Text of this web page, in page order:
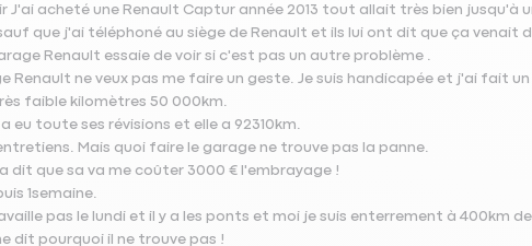
J'ai acheté une Renault Captur année 2013 tout allait très bien jusqu'à
que j'ai téléphoné au siège de Renault et ils lui ont dit que ça venait
Renault essaie de voir si c'est pas un autre problème .
Renault ne veux pas me faire un geste. Je suis handicapée et j'ai fait
faible kilomètres 50 000km.
a eu toute ses révisions et elle a 92310km.
Mais quoi faire le garage ne trouve pas la panne.
dit que sa va me coûter 3000 € l'embrayage !
1semaine.
pas le lundi et il y a les ponts et moi je suis enterrement à 400km de
dit pourquoi il ne trouve pas !